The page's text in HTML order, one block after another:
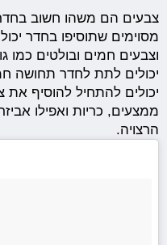
צבעים הם משהו חשוב
מסוימים שתוסיפו בחדר
וצבעים חמים ובולטים כמו
יכולים לתת לחדר תחושה
יכולים להתחיל להוסיף
ממצעים, כריות ואפילו
הרצויה.